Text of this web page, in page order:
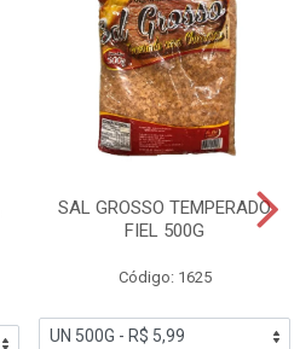
SAL GROSSO TEMPERADO
FIEL 500G
Código: 1625